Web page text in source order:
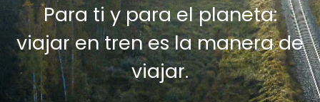
Para ti y para el planeta:
viajar en tren es la manera de
viajar.